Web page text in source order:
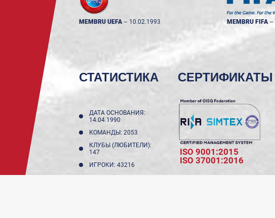
MEMBRU UEFA -- 10.02.1993 MEMBRU FIFA --
СТАТИСТИКА
ДАТА ОСНОВАНИЯ:
14.04.1990
КОМАНДЫ: 2053
КЛУБЫ (ЛЮБИТЕЛИ):
147
ИГРОКИ: 43216
КЛУБЫ (НЕ
СЕРТИФИКАТЫ
ISO 9001:2015
ISO 37001:2016